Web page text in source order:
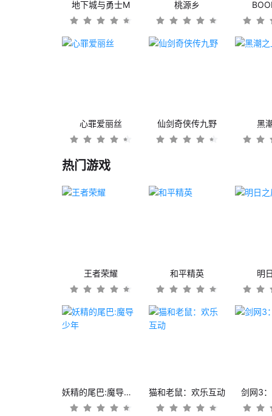
地下城与勇士M 桃源乡
心罪爱丽丝 仙剑奇侠传九野 黑
热门游戏
王者荣耀 和平精英 明
妖精的尾巴:魔导少年 猫和老鼠：欢乐互动 剑网3